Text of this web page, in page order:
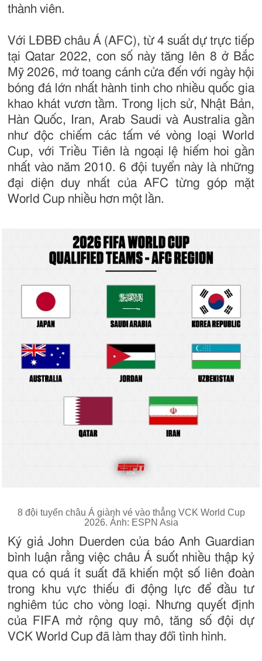
thành viên.
Với LĐBĐ châu Á (AFC), từ 4 suất dự trực tiếp
tại Qatar 2022, con số này tăng lên 8 ở Bắc
Mỹ 2026, mở toang cánh cửa đến với ngày hội
bóng đá lớn nhất hành tinh cho nhiều quốc gia
khao khát vươn tầm. Trong lịch sử, Nhật Bản,
Hàn Quốc, Iran, Arab Saudi và Australia gần
như độc chiếm các tấm vé vòng loại World
Cup, với Triều Tiên là ngoại lệ hiếm hoi gần
nhất vào năm 2010. 6 đội tuyển này là những
đại diện duy nhất của AFC từng góp mặt
World Cup nhiều hơn một lần.
8 đội tuyển châu Á giành vé vào thẳng VCK World Cup
2026. Ảnh: ESPN Asia
Ký giả John Duerden của báo Anh Guardian
bình luận rằng việc châu Á suốt nhiều thập kỷ
qua có quá ít suất đã khiến một số liên đoàn
trong khu vực thiếu đi động lực để đầu tư
nghiêm túc cho vòng loại. Nhưng quyết định
của FIFA mở rộng quy mô, tăng số đội dự
VCK World Cup đã làm thay đổi tình hình.